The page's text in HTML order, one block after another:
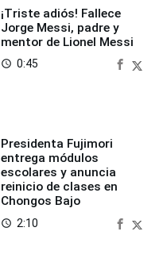
¡Triste adiós! Fallece
Jorge Messi, padre y
mentor de Lionel Messi
access_time 0:45
Presidenta Fujimori
entrega módulos
escolares y anuncia
reinicio de clases en
Chongos Bajo
access_time 2:10